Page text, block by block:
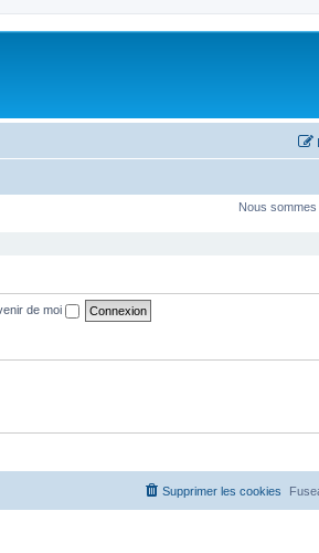
Nous
de moi
Supprimer les cookies